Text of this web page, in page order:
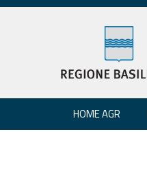
HOME AGR